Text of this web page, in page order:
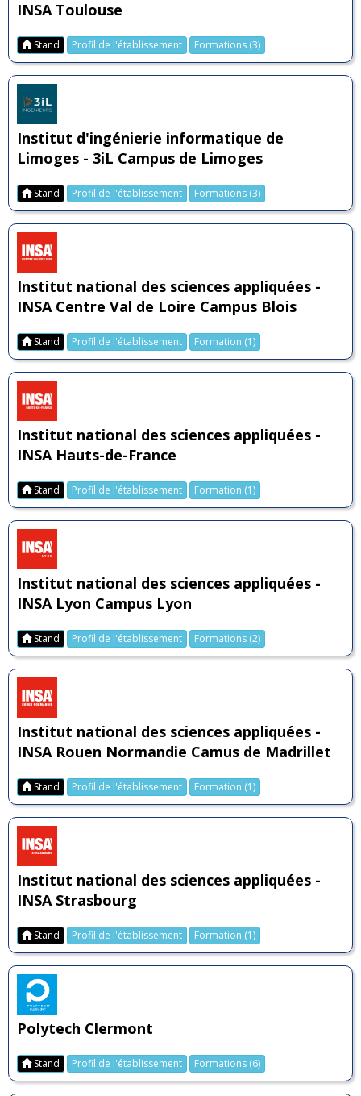
INSA Toulouse
Stand Profil de l'établissement Formations (3)
Institut d'ingénierie informatique de
Limoges - 3iL Campus de Limoges
Stand Profil de l'établissement Formations (3)
Institut national des sciences appliquées -
INSA Centre Val de Loire Campus Blois
Stand Profil de l'établissement Formation (1)
Institut national des sciences appliquées -
INSA Hauts-de-France
Stand Profil de l'établissement Formation (1)
Institut national des sciences appliquées -
INSA Lyon Campus Lyon
Stand Profil de l'établissement Formations (2)
Institut national des sciences appliquées -
INSA Rouen Normandie Camus de Madrillet
Stand Profil de l'établissement Formation (1)
Institut national des sciences appliquées -
INSA Strasbourg
Stand Profil de l'établissement Formation (1)
Polytech Clermont
Stand Profil de l'établissement Formations (6)